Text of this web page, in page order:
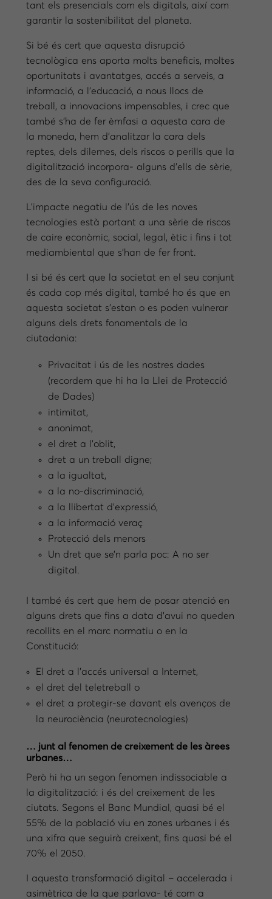
tant els presencials com els digitals, així com
garantir la sostenibilitat del planeta.
Si bé és cert que aquesta disrupció
tecnològica ens aporta molts beneficis, moltes
oportunitats i avantatges, accés a serveis, a
informació, a l’educació, a nous llocs de
treball, a innovacions impensables, i crec que
també s’ha de fer èmfasi a aquesta cara de
la moneda, hem d’analitzar la cara dels
reptes, dels dilemes, dels riscos o perills que la
digitalització incorpora- alguns d’ells de sèrie,
des de la seva configuració.
L’impacte negatiu de l’ús de les noves
tecnologies està portant a una sèrie de riscos
de caire econòmic, social, legal, ètic i fins i tot
mediambiental que s’han de fer front.
I si bé és cert que la societat en el seu conjunt
és cada cop més digital, també ho és que en
aquesta societat s’estan o es poden vulnerar
alguns dels drets fonamentals de la
ciutadania:
Privacitat i ús de les nostres dades
(recordem que hi ha la Llei de Protecció
de Dades)
intimitat,
anonimat,
el dret a l’oblit,
dret a un treball digne;
a la igualtat,
a la no-discriminació,
a la llibertat d’expressió,
a la informació veraç
Protecció dels menors
Un dret que se’n parla poc: A no ser
digital.
I també és cert que hem de posar atenció en
alguns drets que fins a data d’avui no queden
recollits en el marc normatiu o en la
Constitució:
El dret a l’accés universal a Internet,
el dret del teletreball o
el dret a protegir-se davant els avenços de
la neurociència (neurotecnologies)
… junt al fenomen de creixement de les àrees
urbanes…
Però hi ha un segon fenomen indissociable a
la digitalització: i és del creixement de les
ciutats. Segons el Banc Mundial, quasi bé el
55% de la població viu en zones urbanes i és
una xifra que seguirà creixent, fins quasi bé el
70% el 2050.
I aquesta transformació digital – accelerada i
asimètrica de la que parlava- té com a